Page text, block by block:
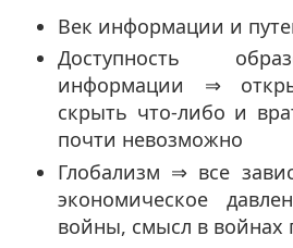
Век информации и
Доступность
информации ⇒
скрыть что-либо и
почти невозможно
Глобализм ⇒ все
экономическое
войны, смысл в войнах